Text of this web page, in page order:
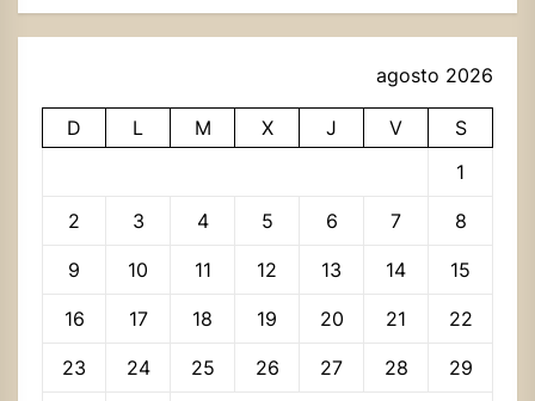
agosto 2026
D L M X J V
S
1
2 3 4 5 6 7 8
9 10 11 12 13 14 15
16 17 18 19 20 21 22
23 24 25 26 27 28 29